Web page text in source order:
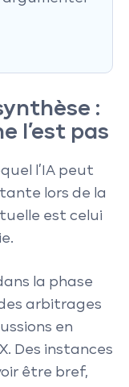
:
l’est pas
l’IA peut
lors de la
est celui
la phase
arbitrages
en
Des instances
être bref,